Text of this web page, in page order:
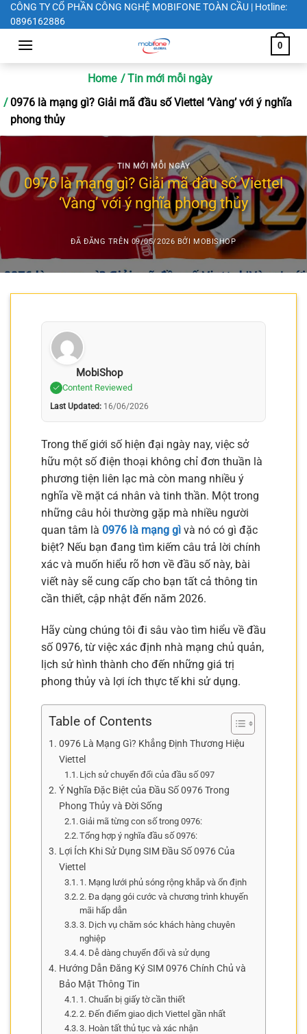
Chuyển
đến
CÔNG TY CỔ PHẦN CÔNG NGHỆ MOBIFONE TOÀN CẦU | Hotline:
0896162886
0
Home
Tin mới mỗi ngày
0976 là mạng gì? Giải mã đầu số Viettel ‘Vàng’ với ý nghĩa
phong thủy
TIN MỚI MỖI NGÀY
0976 là mạng gì? Giải mã đầu số Viettel
‘Vàng’ với ý nghĩa phong thủy
ĐÃ ĐĂNG TRÊN 09/05/2026 BỞI MOBISHOP
MobiShop
Content Reviewed
Last Updated: 16/06/2026
Trong thế giới số hiện đại ngày nay, việc sở
hữu một số điện thoại không chỉ đơn thuần là
phương tiện liên lạc mà còn mang nhiều ý
nghĩa về mặt cá nhân và tinh thần. Một trong
những câu hỏi thường gặp mà nhiều người
quan tâm là 0976 là mạng gì và nó có gì đặc
biệt? Nếu bạn đang tìm kiếm câu trả lời chính
xác và muốn hiểu rõ hơn về đầu số này, bài
viết này sẽ cung cấp cho bạn tất cả thông tin
cần thiết, cập nhật đến năm 2026.
Hãy cùng chúng tôi đi sâu vào tìm hiểu về đầu
số 0976, từ việc xác định nhà mạng chủ quản,
lịch sử hình thành cho đến những giá trị
phong thủy và lợi ích thực tế khi sử dụng.
Table of Contents
0976 Là Mạng Gì? Khẳng Định Thương Hiệu
Viettel
Lịch sử chuyển đổi của đầu số 097
Ý Nghĩa Đặc Biệt của Đầu Số 0976 Trong
Phong Thủy và Đời Sống
Giải mã từng con số trong 0976:
Tổng hợp ý nghĩa đầu số 0976:
Lợi Ích Khi Sử Dụng SIM Đầu Số 0976 Của
Viettel
1. Mạng lưới phủ sóng rộng khắp và ổn định
2. Đa dạng gói cước và chương trình khuyến
mãi hấp dẫn
3. Dịch vụ chăm sóc khách hàng chuyên
nghiệp
4. Dễ dàng chuyển đổi và sử dụng
Hướng Dẫn Đăng Ký SIM 0976 Chính Chủ và
Bảo Mật Thông Tin
1. Chuẩn bị giấy tờ cần thiết
2. Đến điểm giao dịch Viettel gần nhất
3. Hoàn tất thủ tục và xác nhận